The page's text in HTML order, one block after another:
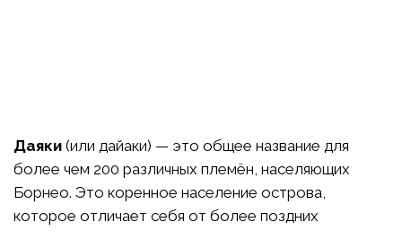
Даяки (или дайаки) — это общее название для
более чем 200 различных племён, населяющих
Борнео. Это коренное население острова,
которое отличает себя от более поздних